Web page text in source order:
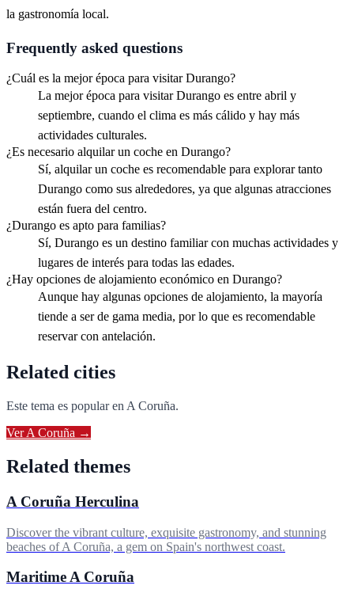
la gastronomía local.
Frequently asked questions
¿Cuál es la mejor época para visitar Durango?
La mejor época para visitar Durango es entre abril y
septiembre, cuando el clima es más cálido y hay más
actividades culturales.
¿Es necesario alquilar un coche en Durango?
Sí, alquilar un coche es recomendable para explorar tanto
Durango como sus alrededores, ya que algunas atracciones
están fuera del centro.
¿Durango es apto para familias?
Sí, Durango es un destino familiar con muchas actividades y
lugares de interés para todas las edades.
¿Hay opciones de alojamiento económico en Durango?
Aunque hay algunas opciones de alojamiento, la mayoría
tiende a ser de gama media, por lo que es recomendable
reservar con antelación.
Related cities
Este tema es popular en A Coruña.
VerA Coruña →
Related themes
A Coruña Herculina
Discover the vibrant culture, exquisite gastronomy, and stunning
beaches of A Coruña, a gem on Spain's northwest coast.
Maritime A Coruña